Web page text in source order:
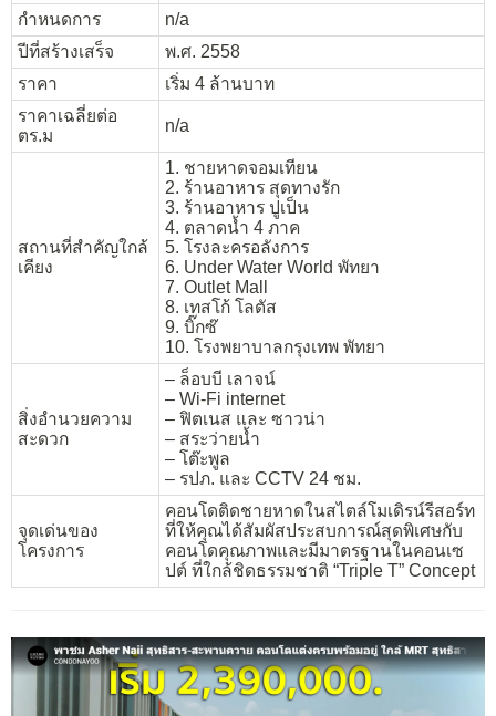
กำหนดการ
n/a
ปีที่สร้างเสร็จ
พ.ศ. 2558
ราคา
เริ่ม 4 ล้านบาท
ราคาเฉลี่ยต่อ
ตร.ม
n/a
สถานที่สำคัญใกล้
เคียง
1. ชายหาดจอมเทียน
2. ร้านอาหาร สุดทางรัก
3. ร้านอาหาร ปูเป็น
4. ตลาดน้ำ 4 ภาค
5. โรงละครอลังการ
6. Under Water World พัทยา
7. Outlet Mall
8. เทสโก้ โลตัส
9. บิ๊กซ๊
10. โรงพยาบาลกรุงเทพ พัทยา
สิ่งอำนวยความ
สะดวก
– ล็อบบี เลาจน์
– Wi-Fi internet
– ฟิตเนส และ ซาวน่า
– สระว่ายน้ำ
– โต๊ะพูล
– รปภ. และ CCTV 24 ชม.
จุดเด่นของ
โครงการ
คอนโดติดชายหาดในสไตล์โมเดิรน์รีสอร์ท
ที่ให้คุณได้สัมผัสประสบการณ์สุดพิเศษกับ
คอนโดคุณภาพและมีมาตรฐานในคอนเซ
ปต์ ที่ใกล้ชิดธรรมชาติ “Triple T” Concept